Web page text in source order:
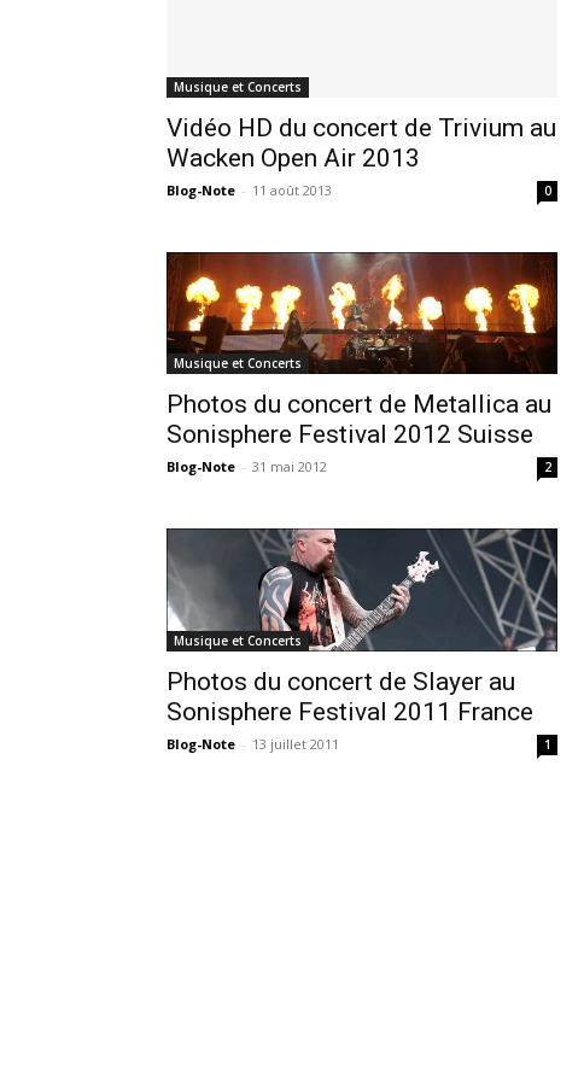
Musique et Concerts
Vidéo HD du concert de Trivium au
Wacken Open Air 2013
Blog-Note - 11 août 2013 0
Musique et Concerts
Photos du concert de Metallica au
Sonisphere Festival 2012 Suisse
Blog-Note - 31 mai 2012 2
Musique et Concerts
Photos du concert de Slayer au
Sonisphere Festival 2011 France
Blog-Note - 13 juillet 2011
1